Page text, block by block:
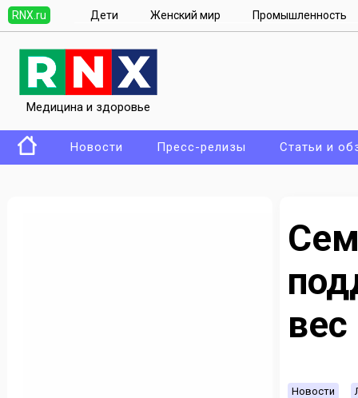
RNX.ru Дети Женский мир Промышленность
Медицина и здоровье
Новости Пресс-релизы Статьи и
вес
Новости